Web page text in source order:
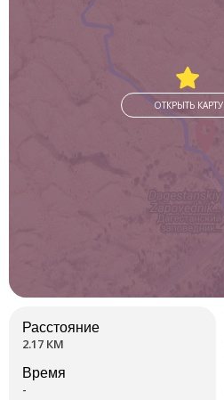
ОТКРЫТЬ КАРТУ
Расстояние
2.17 КМ
Время
-